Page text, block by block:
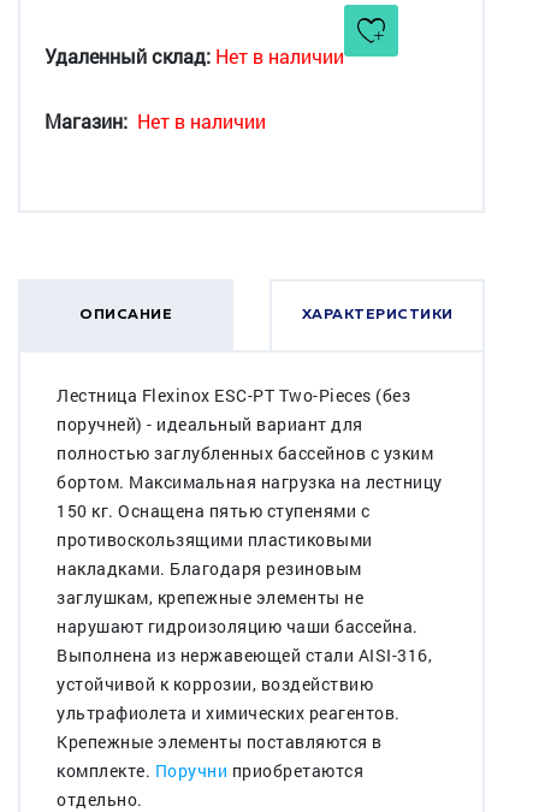
Удаленный склад: Нет в наличии
Магазин: Нет в наличии
ОПИСАНИЕ ХАРАКТЕРИСТИКИ
Лестница Flexinox ESC-PT Two-Pieces (без
поручней) - идеальный вариант для
полностью заглубленных бассейнов c узким
бортом. Максимальная нагрузка на лестницу
150 кг. Оснащена пятью ступенями с
противоскользящими пластиковыми
накладками. Благодаря резиновым
заглушкам, крепежные элементы не
нарушают гидроизоляцию чаши бассейна.
Выполнена из нержавеющей стали AISI-316,
устойчивой к коррозии, воздействию
ультрафиолета и химических реагентов.
Крепежные элементы поставляются в
комплекте. Поручни приобретаются
отдельно.